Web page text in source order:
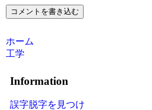
コメントを書き込む
ホーム
工学
Information
誤字脱字を見つけ